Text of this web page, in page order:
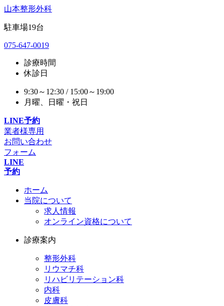
山本整形外科
駐車場19台
075-647-0019
診療時間
休診日
9:30～12:30 / 15:00～19:00
月曜、日曜・祝日
LINE予約
業者様専用
お問い合わせ
フォーム
LINE
予約
ホーム
当院について
求人情報
オンライン資格について
診療案内
整形外科
リウマチ科
リハビリテーション科
内科
皮膚科